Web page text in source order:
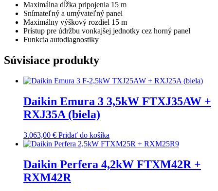
Maximálna dĺžka pripojenia 15 m
Snímateľný a umývateľný panel
Maximálny výškový rozdiel 15 m
Prístup pre údržbu vonkajšej jednotky cez horný panel
Funkcia autodiagnostiky
Súvisiace produkty
Daikin Emura 3 3,5kW FTXJ35AW +
RXJ35A (biela)
3.063,00 € Pridať do košíka
Daikin Perfera 4,2kW FTXM42R +
RXM42R